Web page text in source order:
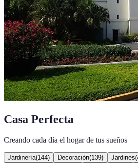
Casa Perfecta
Creando cada día el hogar de tus sueños
Jardinería(144) Decoración(139) Jardines(